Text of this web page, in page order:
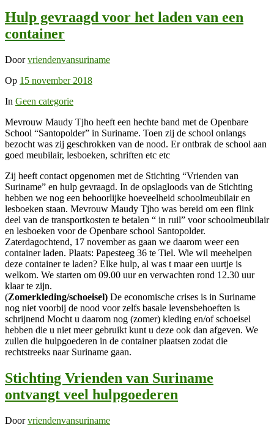
Hulp gevraagd voor het laden van een
container
Doorvriendenvansuriname
Op 15 november 2018
In Geen categorie
Mevrouw Maudy Tjho heeft een hechte band met de Openbare
School “Santopolder” in Suriname. Toen zij de school onlangs
bezocht was zij geschrokken van de nood. Er ontbrak de school aan
goed meubilair, lesboeken, schriften etc etc
Zij heeft contact opgenomen met de Stichting “Vrienden van
Suriname” en hulp gevraagd. In de opslagloods van de Stichting
hebben we nog een behoorlijke hoeveelheid schoolmeubilair en
lesboeken staan. Mevrouw Maudy Tjho was bereid om een flink
deel van de transportkosten te betalen “ in ruil” voor schoolmeubilair
en lesboeken voor de Openbare school Santopolder.
Zaterdagochtend, 17 november as gaan we daarom weer een
container laden. Plaats: Papesteeg 36 te Tiel. Wie wil meehelpen
deze container te laden? Elke hulp, al was t maar een uurtje is
welkom. We starten om 09.00 uur en verwachten rond 12.30 uur
klaar te zijn.
(Zomerkleding/schoeisel) De economische crises is in Suriname
nog niet voorbij de nood voor zelfs basale levensbehoeften is
schrijnend Mocht u daarom nog (zomer) kleding en/of schoeisel
hebben die u niet meer gebruikt kunt u deze ook dan afgeven. We
zullen die hulpgoederen in de container plaatsen zodat die
rechtstreeks naar Suriname gaan.
Stichting Vrienden van Suriname
ontvangt veel hulpgoederen
Doorvriendenvansuriname